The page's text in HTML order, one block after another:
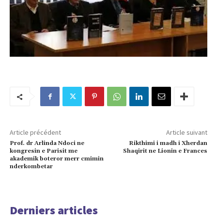
Article précédent
Prof. dr Arlinda Ndoci ne
kongresin e Parisit me
akademik boteror merr cmimin
nderkombetar
Article suivant
Rikthimi i madh i Xherdan
Shaqirit ne Lionin e Frances
Derniers articles